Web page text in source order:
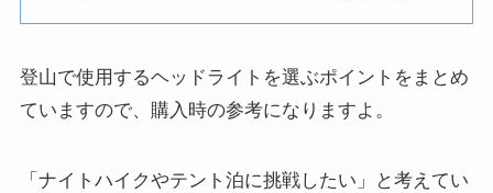
登山で使用するヘッドライトを選ぶポイントをまとめ
ていますので、購入時の参考になりますよ。
「 ナイトハイクやテント泊に挑戦したい 」と考えてい